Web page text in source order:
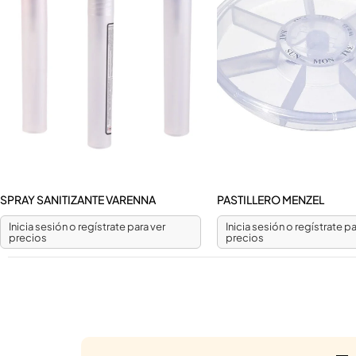
SPRAY SANITIZANTE VARENNA
Inicia sesión o regístrate para ver
precios
PASTILLERO MENZEL
Inicia sesión o regístrate
precios